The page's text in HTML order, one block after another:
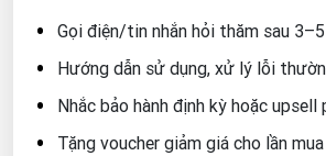
Gọi điện/tin nhắn hỏi thăm sau 3–5
Hướng dẫn sử dụng, xử lý lỗi
Nhắc bảo hành định kỳ hoặc upsell
Tặng voucher giảm giá cho lần